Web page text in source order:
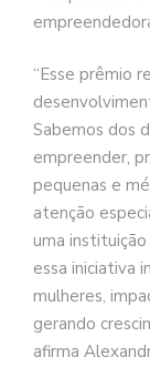
“Esse prêmio
Sabemos dos
empreender,
pequenas e
atenção
uma
essa iniciativa
mulheres,
gerando
afirma